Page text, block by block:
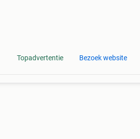
Topadvertentie Bezoek website